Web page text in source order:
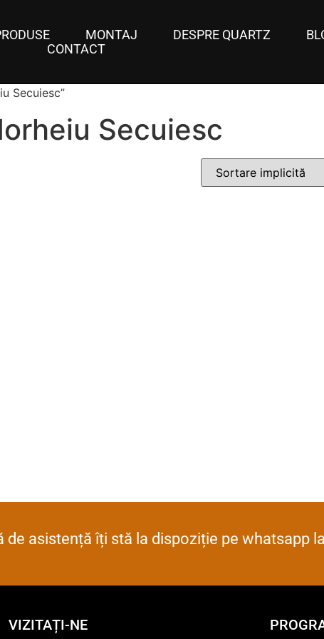
MONTAJ DESPRE QUARTZ
CONTACT
Secuiesc”
Secuiesc
asistență îți stă la dispoziție pe whatsapp
VIZITAȚI-NE